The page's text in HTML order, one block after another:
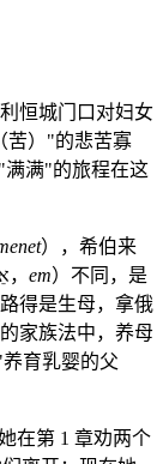
恒城门口对妇女
苦）"的悲苦寡
满"的旅程在这
），希伯来
指抚育者、照顾者，与"母亲"（אֵם， em）不同，是
得是生母，拿俄
家族法中，养母
育乳婴的父
在第 1 章劝两个